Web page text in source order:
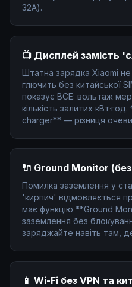
32А).
📺 Дисплей замість
Штатна зарядка Xiaomi
глючить без китайської
показує ВСЕ: вольтаж
кількість залитих
charger** — різниця
🔌 Ground Monitor
Помилка заземлення у
'кирпич' відмовляється
має функцію **Ground
заземлення без
заряджайте навіть там,
📱 Wi-Fi без VPN та